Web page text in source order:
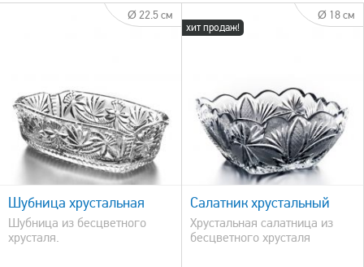
Ø 22.5 см
Шубница хрустальная
Шубница из бесцветного
хрусталя.
хит продаж!
Ø 18 см
быстрый просмотр
Салатник хрустальный
Хрустальная салатница из
бесцветного хрусталя